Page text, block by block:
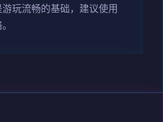
玩流畅的基础，建议使用